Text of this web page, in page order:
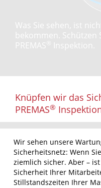
Was Sie sehen, ist
bekommen.
PREMAS ® Inspektion.
Knüpfen wir das
PREMAS®
Wir sehen unsere
Sicherheitsnetz: Wenn
ziemlich sicher. Aber –
Sicherheit Ihrer
Stillstandszeiten Ihrer